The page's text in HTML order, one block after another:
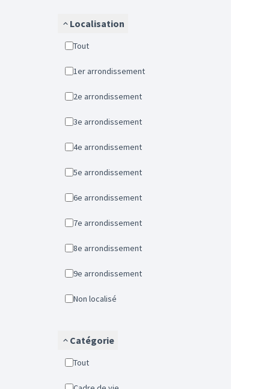
Localisation
Tout
1er arrondissement
2e arrondissement
3e arrondissement
4e arrondissement
5e arrondissement
6e arrondissement
7e arrondissement
8e arrondissement
9e arrondissement
Non localisé
Catégorie
Tout